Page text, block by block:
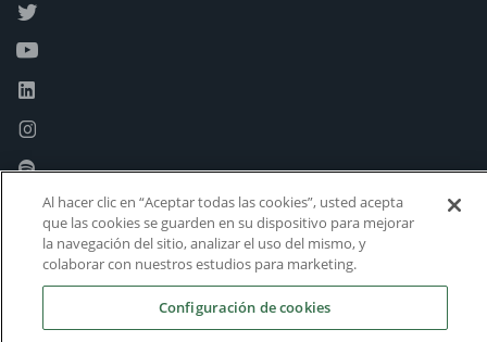
Al hacer clic en “Aceptar todas las cookies”, usted acepta
que las cookies se guarden en su dispositivo para mejorar
la navegación del sitio, analizar el uso del mismo, y
colaborar con nuestros estudios para marketing.
Configuración de cookies